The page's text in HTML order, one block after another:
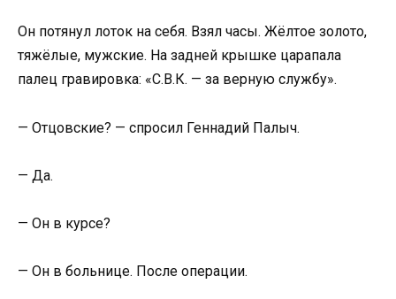
Он потянул лоток на себя. Взял часы. Жёлтое золото,
тяжёлые, мужские. На задней крышке царапала
палец гравировка: «С.В.К. — за верную службу».
— Отцовские? — спросил Геннадий Палыч.
— Да.
— Он в курсе?
— Он в больнице. После операции.